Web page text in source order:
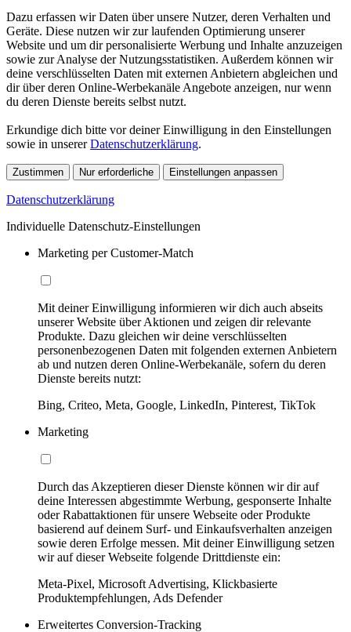
Dazu erfassen wir Daten über unsere Nutzer, deren Verhalten und
Geräte. Diese nutzen wir zur laufenden Optimierung unserer
Website und um dir personalisierte Werbung und Inhalte anzuzeigen
sowie zur Analyse der Nutzungsstatistiken. Außerdem können wir
deine verschlüsselten Daten mit externen Anbietern abgleichen und
dir über deren Online-Werbekanäle Angebote anzeigen, nur wenn
du deren Dienste bereits selbst nutzt.
Erkundige dich bitte vor deiner Einwilligung in den Einstellungen
sowie in unsererDatenschutzerklärung.
Zustimmen Nur erforderliche Einstellungen anpassen
Datenschutzerklärung
Individuelle Datenschutz-Einstellungen
Marketing per Customer-Match
Mit deiner Einwilligung informieren wir dich auch abseits
unserer Website über Aktionen und zeigen dir relevante
Produkte. Dazu gleichen wir deine verschlüsselten
personenbezogenen Daten mit folgenden externen Anbietern
ab und nutzen deren Online-Werbekanäle, sofern du deren
Dienste bereits nutzt:
Bing, Criteo, Meta, Google, LinkedIn, Pinterest, TikTok
Marketing
Durch das Akzeptieren dieser Dienste können wir dir auf
deine Interessen abgestimmte Werbung, gesponserte Inhalte
oder Rabattaktionen für unsere Webseite oder Produkte
basierend auf deinem Surf- und Einkaufsverhalten anzeigen
sowie deren Erfolge messen. Mit deiner Einwilligung setzen
wir auf dieser Webseite folgende Drittdienste ein:
Meta-Pixel, Microsoft Advertising, Klickbasierte
Produktempfehlungen, Ads Defender
Erweitertes Conversion-Tracking